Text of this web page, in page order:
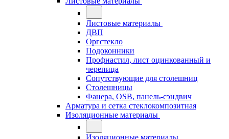
Листовые материалы
ДВП
Оргстекло
Подоконники
Профнастил, лист оцинкованный и
черепица
Сопутствующие для столешниц
Столешницы
Фанера, OSB, панель-сэндвич
Арматура и сетка стеклокомпозитная
Изоляционные материалы
Изоляционные материалы